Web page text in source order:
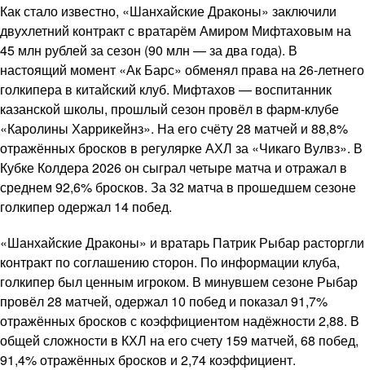
Как стало известно, «Шанхайские Драконы» заключили
двухлетний контракт с вратарём Амиром Мифтаховым на
45 млн рублей за сезон (90 млн — за два года). В
настоящий момент «Ак Барс» обменял права на 26-летнего
голкипера в китайский клуб. Мифтахов — воспитанник
казанской школы, прошлый сезон провёл в фарм-клубе
«Каролины Харрикейнз». На его счёту 28 матчей и 88,8%
отражённых бросков в регулярке АХЛ за «Чикаго Вулвз». В
Кубке Колдера 2026 он сыграл четыре матча и отражал в
среднем 92,6% бросков. За 32 матча в прошедшем сезоне
голкипер одержал 14 побед.
«Шанхайские Драконы» и вратарь Патрик Рыбар расторгли
контракт по соглашению сторон. По информации клуба,
голкипер был ценным игроком. В минувшем сезоне Рыбар
провёл 28 матчей, одержал 10 побед и показал 91,7%
отражённых бросков с коэффициентом надёжности 2,88. В
общей сложности в КХЛ на его счету 159 матчей, 68 побед,
91,4% отражённых бросков и 2,74 коэффициент.